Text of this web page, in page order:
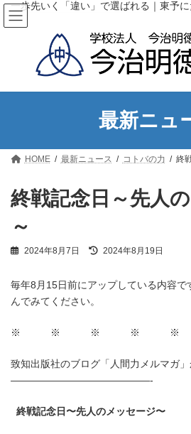
コ
ン
テ
キ
ナ
ビ
ゲ
に
一歩先いく「違い」で選ばれる｜東予
最新ニュ
HOME 最新ニュース コトバの力 終
終戦記念日～先人
～
2024年8月7日
最
新
2024年8月19日
毎年8月15日前にアップしている内容
んでみてください。
※ ※ ※ ※ ※
致知出版社のブログ「人間力メルマガ」
——————————————-
終戦記念日〜先人のメッセージ〜